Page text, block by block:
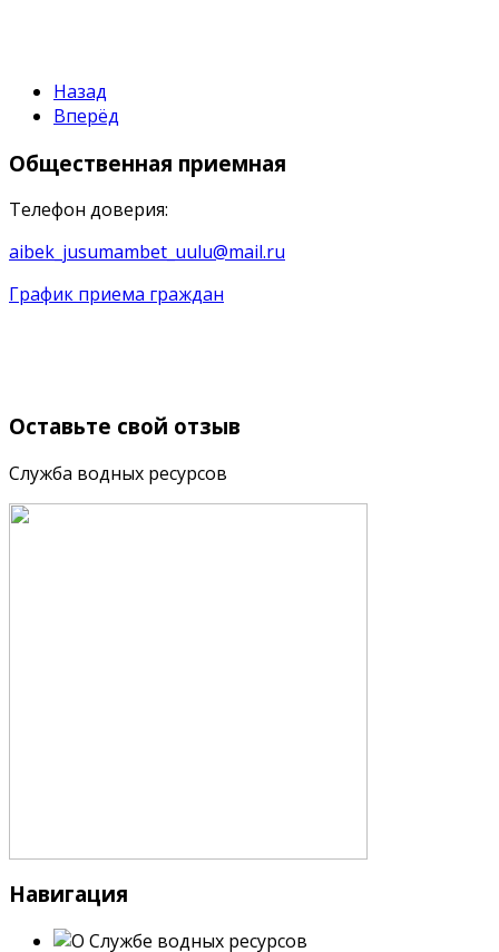
Назад
Вперёд
Общественная приемная
Телефон доверия:
aibek_jusumambet_uulu@mail.ru
График приема граждан
Оставьте свой отзыв
Служба водных ресурсов
Навигация